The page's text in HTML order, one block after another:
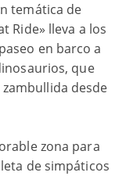
temática de
Ride» lleva a los
en barco a
que
desde
zona para
de simpáticos